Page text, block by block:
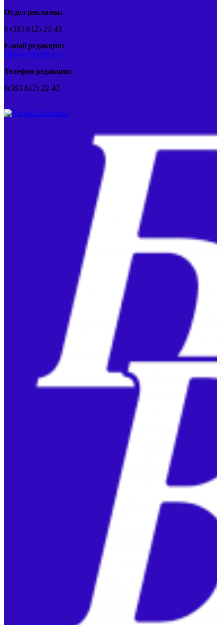
Отдел рекламы:
8 (383-612)-22-43
E-mail редакции:
barvest20@mail.ru
Телефон редакции:
8(383-612)-22-43